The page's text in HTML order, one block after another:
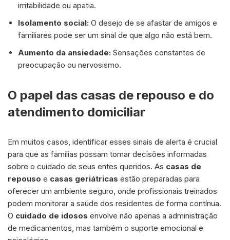
irritabilidade ou apatia.
Isolamento social: O desejo de se afastar de amigos e
familiares pode ser um sinal de que algo não está bem.
Aumento da ansiedade: Sensações constantes de
preocupação ou nervosismo.
O papel das casas de repouso e do
atendimento domiciliar
Em muitos casos, identificar esses sinais de alerta é crucial
para que as famílias possam tomar decisões informadas
sobre o cuidado de seus entes queridos. As casas de
repouso e casas geriátricas estão preparadas para
oferecer um ambiente seguro, onde profissionais treinados
podem monitorar a saúde dos residentes de forma contínua.
O cuidado de idosos envolve não apenas a administração
de medicamentos, mas também o suporte emocional e